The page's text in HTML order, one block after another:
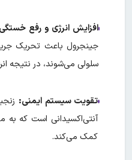
افزایش انرژی و رفع
جینجرول باعث تحریک
سلولی می‌شوند، در نتیجه
تقویت سیستم ایمنی:
آنتی‌اکسیدانی است که به
کمک می‌کند.